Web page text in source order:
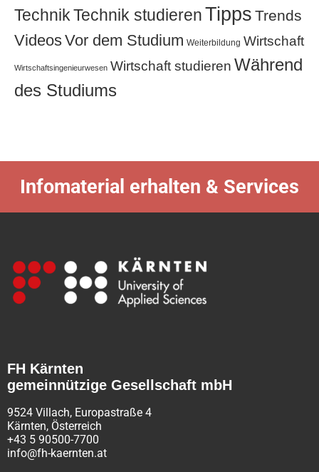
TechnikTechnik studierenTipps Trends
VideosVor dem Studium Weiterbildung Wirtschaft
Wirtschaftsingenieurwesen Wirtschaft studieren Während
des Studiums
Infomaterial erhalten & Services
FH Kärnten
gemeinnützige Gesellschaft mbH
9524 Villach, Europastraße 4
Kärnten, Österreich
+43 5 90500-7700
info@fh-kaernten.at